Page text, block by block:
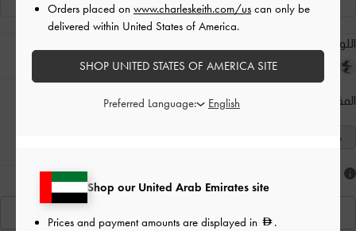
اللون:
المقاس: دليل المقاسات
35
Shop our United Arab Emirates site
Prices and payment amounts are displayed in
.
Orders placed on www.charleskeith.com/us can only be
delivered within United States of America.
SHOP UNITED STATES OF AMERICA SITE
Preferred Language: